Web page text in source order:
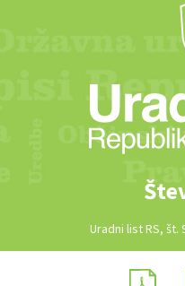
Uradni list RS, št.